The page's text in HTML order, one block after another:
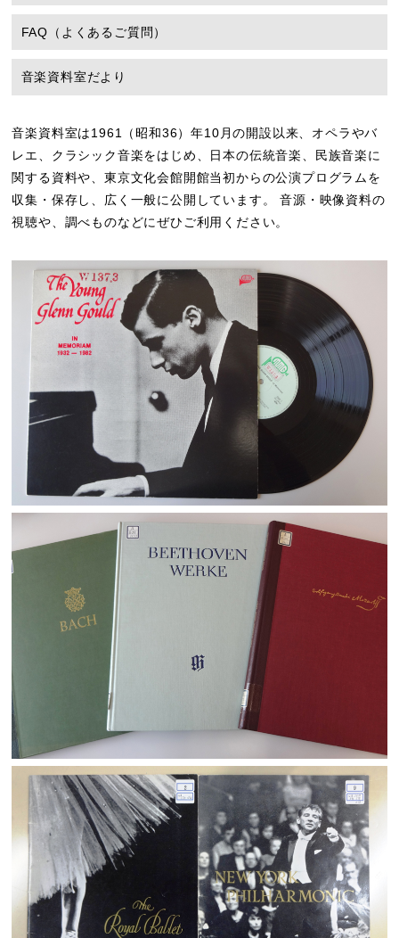
FAQ（よくあるご質問）
音楽資料室だより
音楽資料室は1961（昭和36）年10月の開設以来、オペラやバ
レエ、クラシック音楽をはじめ、日本の伝統音楽、民族音楽に
関する資料や、東京文化会館開館当初からの公演プログラムを
収集・保存し、広く一般に公開しています。 音源・映像資料の
視聴や、調べものなどにぜひご利用ください。